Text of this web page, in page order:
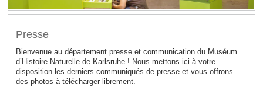
Presse
Bienvenue au département presse et communicationdu Muséum
d’Histoire Naturelle de Karlsruhe ! Nous mettons ici à votre
disposition les derniers communiqués de presse et vous offrons
des photos à télécharger librement.